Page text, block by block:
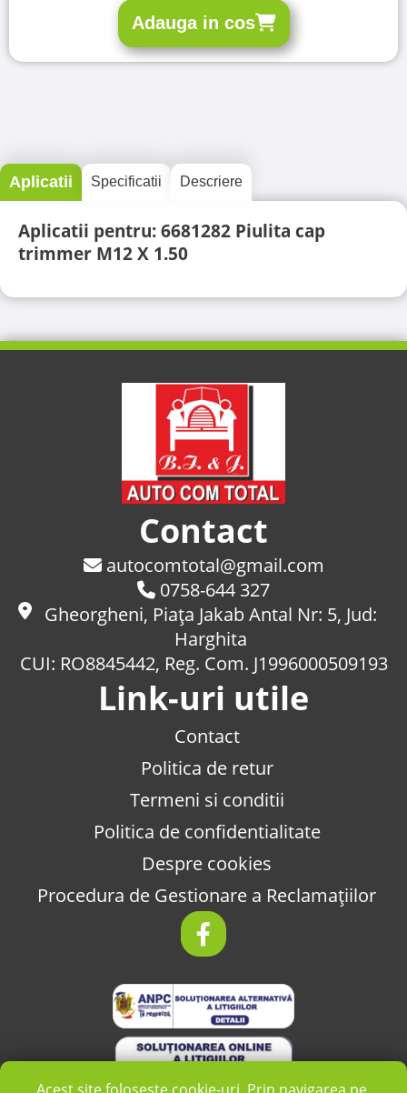
Adauga in cos
Aplicatii Specificatii Descriere
Aplicatii pentru: 6681282 Piulita cap
trimmer M12 X 1.50
Contact
autocomtotal@gmail.com
0758-644 327
Gheorgheni, Piaţa Jakab Antal Nr: 5, Jud:
Harghita
CUI: RO8845442, Reg. Com. J1996000509193
Link-uri utile
Contact
Politica de retur
Termeni si conditii
Politica de confidentialitate
Despre cookies
Procedura de Gestionare a Reclamațiilor